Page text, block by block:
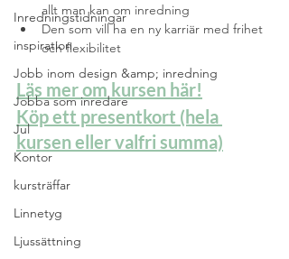
Inredningstidningar
inspiration
Jobb inom design &amp; inredning
Jobba som inredare
Jul
Kontor
kursträffar
Linnetyg
Ljussättning
allt man kan om inredning
Den som vill ha en ny karriär med frihet
och flexibilitet
Läs mer om kursen här!
Köp ett presentkort (hela
kursen eller valfri summa)